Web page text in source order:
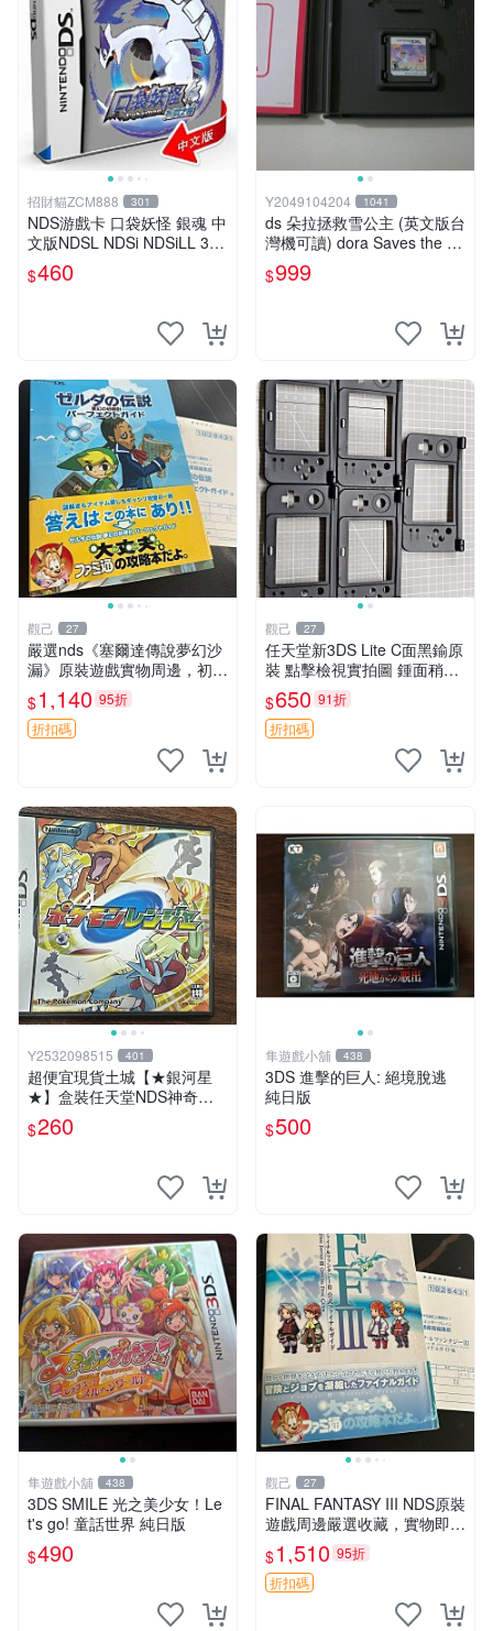
招財貓ZCM888 301
NDS游戲卡 口袋妖怪 銀魂 中
文版NDSL NDSi NDSiLL 3D
$460
Y2049104204 1041
ds 朵拉拯救雪公主 (英文版台
灣機可讀) dora Saves the sn
ow princess
$999
觀己 27
嚴選nds《塞爾達傳說夢幻沙
漏》原裝遊戲實物周邊，初版
帶稀有書腰，限量收藏推薦
初版nds遊戲 夢幻沙漏 塞爾
達傳說
$1,140 95折
折扣碼
觀己 27
任天堂新3DS Lite C面黑鍮原
裝 點擊檢視實拍圖 鍾面稍有
變形 輕鬆上色修補 新3DS Lit
e C面 黑鍮原裝 原廠鍮製 黑
色鍮板 嚴選任天堂新
$650 91折
折扣碼
Y2532098515 401
超便宜現貨土城【★銀河星
★】盒裝任天堂NDS神奇寶貝
保育家 精靈寶可夢 DS 2DS
主機適用DS專用NDS~
$260
隼遊戲小舖 438
3DS 進擊的巨人: 絕境脫逃
純日版
$500
隼遊戲小舖 438
3DS SMILE 光之美少女！Le
t's go! 童話世界 純日版
$490
觀己 27
FINAL FANTASY III NDS原裝
遊戲周邊嚴選收藏，實物即
視，全新未拆封，附原盒書
腰，售出不退，嚴選推薦 結
晶之劍 白魔導士 巨龍戰場
$1,510 95折
折扣碼